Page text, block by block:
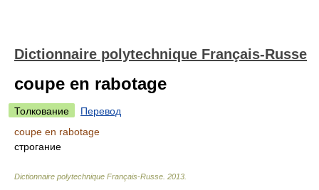
Dictionnaire polytechnique Français-Russe
coupe en rabotage
Толкование
Перевод
coupe en rabotage
строгание
Dictionnaire polytechnique Français-Russe 2013